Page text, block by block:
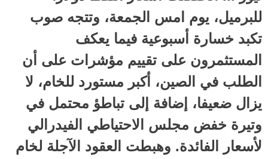
للبرميل، يوم امس الجمعة، وتتجه صوب
تكبد خسارة أسبوعية فيما يعكف
المستثمرون على تقييم مؤشرات على أن
الطلب في الصين، أكبر مستورد للخام، لا
يزال ضعيفا، إضافة إلى تباطؤ محتمل في
وتيرة خفض مجلس الاحتياطي الفيدرالي
لأسعار الفائدة. وهبطت العقود الآجلة لخام